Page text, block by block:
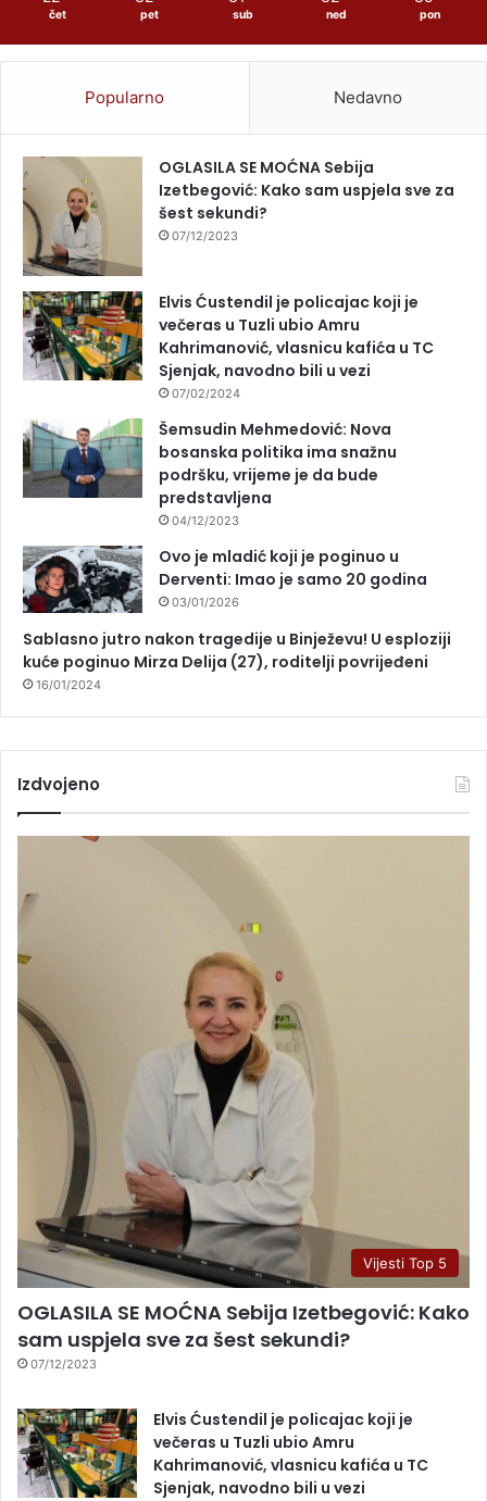
čet pet sub ned pon
Popularno Nedavno
OGLASILA SE MOĆNA Sebija
Izetbegović: Kako sam uspjela sve za
šest sekundi?
07/12/2023
Elvis Ćustendil je policajac koji je
večeras u Tuzli ubio Amru
Kahrimanović, vlasnicu kafića u TC
Sjenjak, navodno bili u vezi
07/02/2024
Šemsudin Mehmedović: Nova
bosanska politika ima snažnu
podršku, vrijeme je da bude
predstavljena
04/12/2023
Ovo je mladić koji je poginuo u
Derventi: Imao je samo 20 godina
03/01/2026
Sablasno jutro nakon tragedije u Binježevu! U esploziji
kuće poginuo Mirza Delija (27), roditelji povrijeđeni
16/01/2024
Izdvojeno
Vijesti Top 5
OGLASILA SE MOĆNA Sebija Izetbegović: Kako
sam uspjela sve za šest sekundi?
07/12/2023
Elvis Ćustendil je policajac koji je
večeras u Tuzli ubio Amru
Kahrimanović, vlasnicu kafića u TC
Sjenjak, navodno bili u vezi